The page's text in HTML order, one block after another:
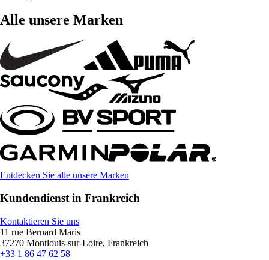
Alle unsere Marken
Entdecken Sie alle unsere Marken
Kundendienst in Frankreich
Kontaktieren Sie uns
11 rue Bernard Maris
37270 Montlouis-sur-Loire, Frankreich
+33 1 86 47 62 58